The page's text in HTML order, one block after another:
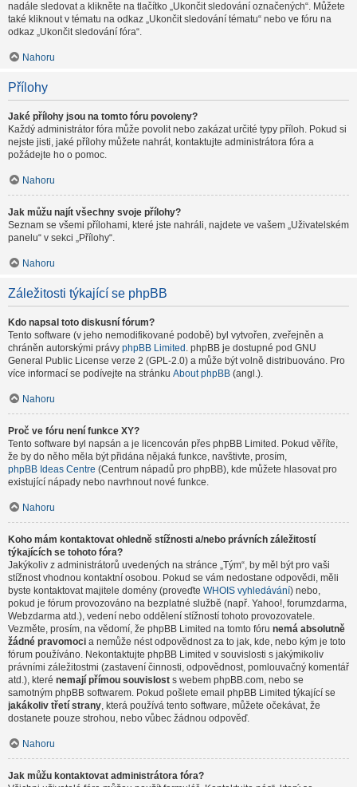
nadále sledovat a klikněte na tlačítko „Ukončit sledování označených“. Můžete
také kliknout v tématu na odkaz „Ukončit sledování tématu“ nebo ve fóru na
odkaz „Ukončit sledování fóra“.
Nahoru
Přílohy
Jaké přílohy jsou na tomto fóru povoleny?
Každý administrátor fóra může povolit nebo zakázat určité typy příloh. Pokud si
nejste jisti, jaké přílohy můžete nahrát, kontaktujte administrátora fóra a
požádejte ho o pomoc.
Nahoru
Jak můžu najít všechny svoje přílohy?
Seznam se všemi přílohami, které jste nahráli, najdete ve vašem „Uživatelském
panelu“ v sekci „Přílohy“.
Nahoru
Záležitosti týkající se phpBB
Kdo napsal toto diskusní fórum?
Tento software (v jeho nemodifikované podobě) byl vytvořen, zveřejněn a
chráněn autorskými právy phpBB Limited . phpBB je dostupné pod GNU
General Public License verze 2 (GPL-2.0) a může být volně distribuováno. Pro
více informací se podívejte na stránku About phpBB (angl.).
Nahoru
Proč ve fóru není funkce XY?
Tento software byl napsán a je licencován přes phpBB Limited. Pokud věříte,
že by do něho měla být přidána nějaká funkce, navštivte, prosím,
phpBB Ideas Centre (Centrum nápadů pro phpBB), kde můžete hlasovat pro
existující nápady nebo navrhnout nové funkce.
Nahoru
Koho mám kontaktovat ohledně stížnosti a/nebo právních záležitostí
týkajících se tohoto fóra?
Jakýkoliv z administrátorů uvedených na stránce „Tým“, by měl být pro vaši
stížnost vhodnou kontaktní osobou. Pokud se vám nedostane odpovědi, měli
byste kontaktovat majitele domény (proveďte WHOIS vyhledávání) nebo,
pokud je fórum provozováno na bezplatné službě (např. Yahoo!, forumzdarma,
Webzdarma atd.), vedení nebo oddělení stížností tohoto provozovatele.
Vezměte, prosím, na vědomí, že phpBB Limited na tomto fóru nemá absolutně
žádné pravomoci a nemůže nést odpovědnost za to jak, kde, nebo kým je toto
fórum používáno. Nekontaktujte phpBB Limited v souvislosti s jakýmikoliv
právními záležitostmi (zastavení činnosti, odpovědnost, pomlouvačný komentář
atd.), které nemají přímou souvislost s webem phpBB.com, nebo se
samotným phpBB softwarem. Pokud pošlete email phpBB Limited týkající se
jakákoliv třetí strany, která používá tento software, můžete očekávat, že
dostanete pouze strohou, nebo vůbec žádnou odpověď.
Nahoru
Jak můžu kontaktovat administrátora fóra?